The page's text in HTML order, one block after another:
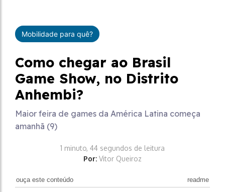
Mobilidade para quê?
Como chegar ao Brasil
Game Show, no Distrito
Anhembi?
Maior feira de games da América Latina começa
amanhã (9)
1 minuto, 44 segundos de leitura
Por: Vitor Queiroz
ouça este conteúdo readme